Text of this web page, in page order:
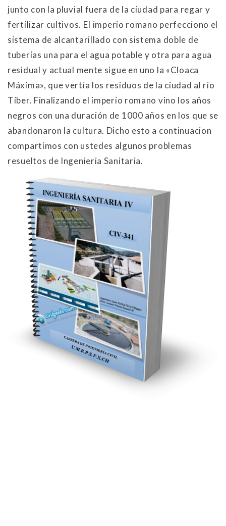
junto con la pluvial fuera de la ciudad para regar y
fertilizar cultivos. EI imperio romano perfecciono el
sistema de alcantarillado con sistema doble de
tuberías una para el agua potable y otra para agua
residual y actual mente sigue en uno la «Cloaca
Máxima», que vertía los residuos de la ciudad al rio
Tíber. Finalizando el imperio romano vino los años
negros con una duración de 1000 años en los que se
abandonaron la cultura. Dicho esto a continuacion
compartimos con ustedes algunos problemas
resueltos de Ingenieria Sanitaria.